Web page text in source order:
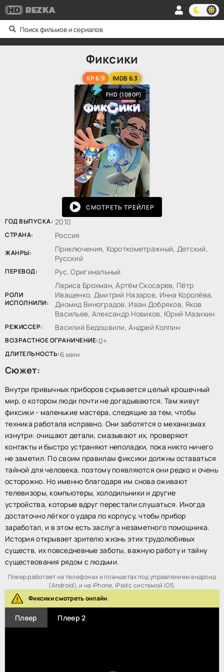
HDREZKA
Фиксики
KP 6.9 IMDB 6.3
FHD (1080P)
СМОТРЕТЬ ТРЕЙЛЕР
ГОД ВЫПУСКА: 2010
СТРАНА: Россия
ЖАНРЫ:
Приключения, Короткометражный, Детский,
Русский
ПЕРЕВОД: Рус. Оригинальный
РОЛИ
ИСПОЛНИЛИ:
Лариса Брохман, Артём Скосарев, Пётр
Иващенко, Дмитрий Назаров, Инна Королёва,
Диомид Виноградов, Иван Добряков, Яков
Васильев, Александр Новиков, Юрий Мазихин
РЕЖИССЕР: Василий Бедошвили, Андрей Колпин
ВОЗРАСТНОЕ ОГРАНИЧЕНИЕ:0+
ДЛИТЕЛЬНОСТЬ:6 мин
Сюжет:
Внутри привычных приборов скрывается целый крошечный
мир, о котором люди почти не догадываются. Там живут
фиксики - маленькие мастера, следящие за тем, чтобы
техника работала исправно. Они заботятся о механизмах
изнутри: очищают детали, смазывают их, проверяют
контакты и быстро устраняют неполадки, пока никто ничего
не заметил. По своим правилам фиксики должны оставаться
тайной для человека, поэтому появляются они редко и очень
осторожно. Но именно благодаря им снова оживают
телевизоры, компьютеры, холодильники и другие
устройства, которые вдруг перестали слушаться. Иногда
достаточно лёгкого удара по корпусу, чтобы прибор
заработал, и в этом есть заслуга незаметного помощника.
История открывает зрителю жизнь этих трудолюбивых
существ, их повседневные заботы, важную работу и тайну
существования рядом с людьми.
Плеер работает на телефонах и планшетах под управлением андроид
(Android), и на iPhone, iPad с системой iOS.
Фиксики смотреть онлайн
Плеер Плеер 2